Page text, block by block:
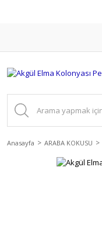
Anasayfa ARABA KOKUSU